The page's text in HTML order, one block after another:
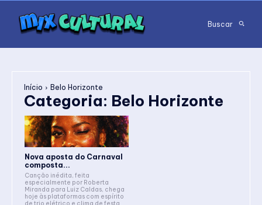
Buscar
Início Belo Horizonte
Categoria: Belo Horizonte
Nova aposta do Carnaval
composta...
Canção inédita, feita
especialmente por Roberta
Miranda para Luiz Caldas, chega
hoje às plataformas com espírito
de trio elétrico e clima de festa